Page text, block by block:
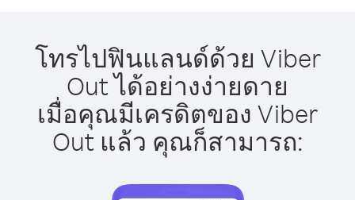
โทรไปฟินแลนด์ด้วย Viber
Out ได้อย่างง่ายดาย
เมื่อคุณมีเครดิตของ Viber
Out แล้ว คุณก็สามารถ: